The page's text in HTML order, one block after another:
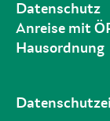
Datenschutz
Anreise mit
Hausordnung